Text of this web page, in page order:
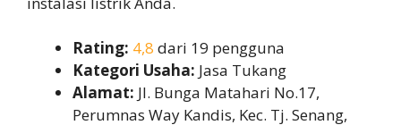
Rating: 4,8 dari 19 pengguna
Kategori Usaha: Jasa Tukang
Alamat: Jl. Bunga Matahari No.17,
Perumnas Way Kandis, Kec. Tj. Senang,